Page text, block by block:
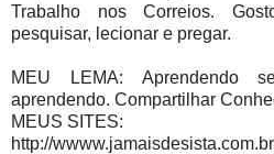
Trabalho nos Correios.
pesquisar, lecionar e pregar.
MEU LEMA: Aprendendo
aprendendo. Compartilhar
MEUS SITES:
http://